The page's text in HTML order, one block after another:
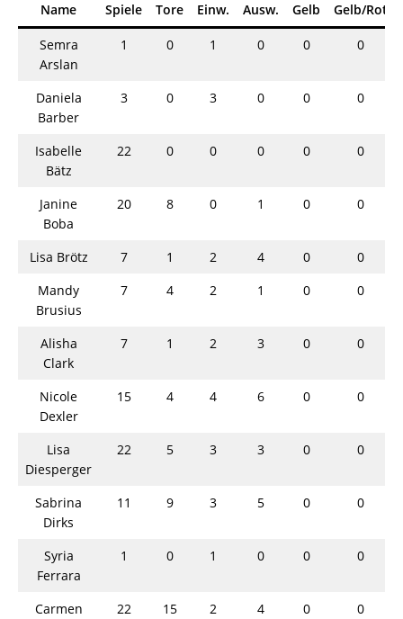
Name
Spiele Tore Einw. Ausw. Gelb Gelb/Rot
Semra
Arslan
1 0 1 0 0 0
Daniela
Barber
3 0 3 0 0 0
Isabelle
Bätz
22 0 0 0 0 0
Janine
Boba
20 8 0 1 0 0
Lisa Brötz 7 1 2 4 0
0
Mandy
Brusius
7 4 2 1 0 0
Alisha
Clark
7 1 2 3 0 0
Nicole
Dexler
15 4 4 6 0 0
Lisa
Diesperger
22 5 3 3 0 0
Sabrina
Dirks
11 9 3 5 0 0
Syria
Ferrara
1 0 1 0 0 0
Carmen
22 15 2 4 0 0